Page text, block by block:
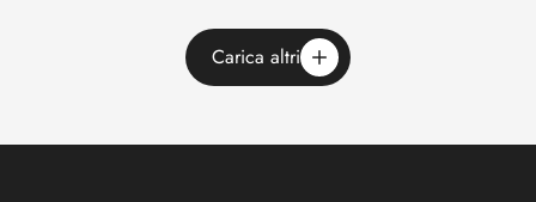
Carica altri